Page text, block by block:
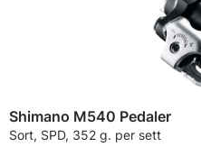
Shimano M540 Pedaler
Sort, SPD, 352 g. per sett